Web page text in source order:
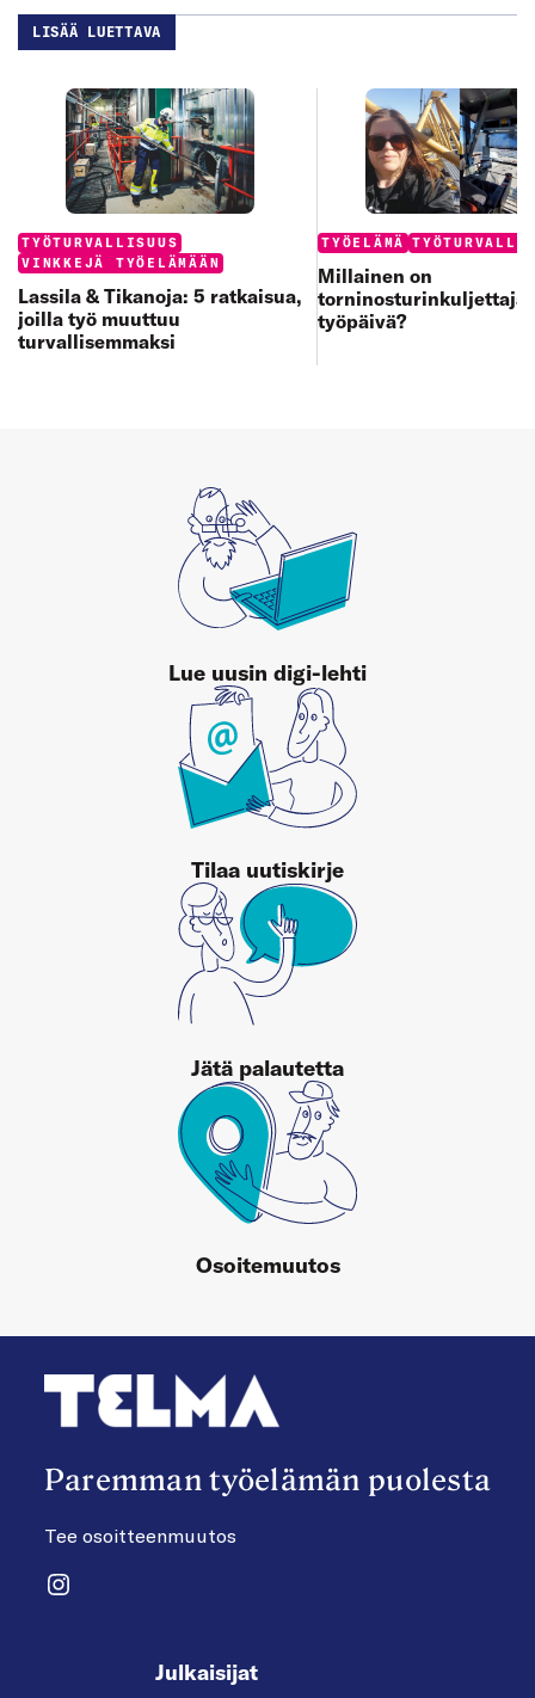
LISÄÄ LUETTAVA
Categories:
TYÖTURVALLISUUS
VINKKEJÄ TYÖELÄMÄÄN
Lassila & Tikanoja: 5 ratkaisua,
joilla työ muuttuu
turvallisemmaksi
Categories:
TYÖELÄMÄ
Millainen on
työpäivä?
Lue uusin digi-lehti
Tilaa uutiskirje
Jätä palautetta
Osoitemuutos
Paremman työelämän puolesta
Tee osoitteenmuutos
Instagram
Julkaisijat